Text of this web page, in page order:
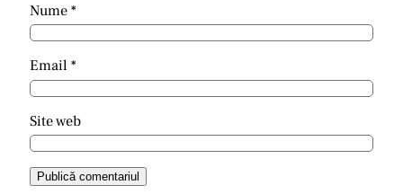
Nume*
Email *
Site web